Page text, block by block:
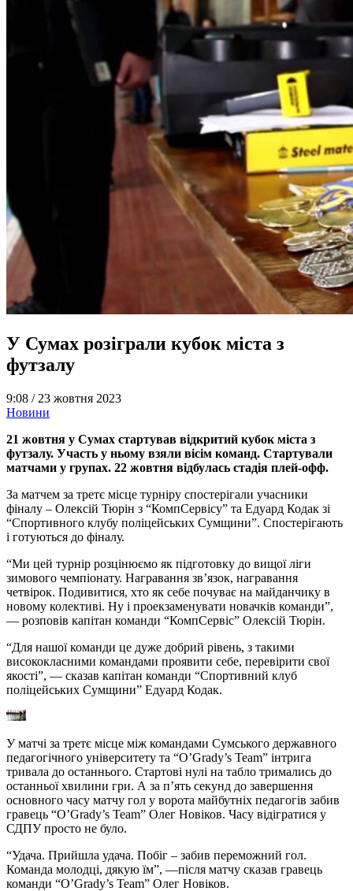
У Сумах розіграли кубок міста з
футзалу
9:08 / 23 жовтня 2023
Новини
21 жовтня у Сумах стартував відкритий кубок міста з
футзалу. Участь у ньому взяли вісім команд. Стартували
матчами у групах. 22 жовтня відбулась стадія плей-офф.
За матчем за третє місце турніру спостерігали учасники
фіналу – Олексій Тюрін з “КомпСервісу” та Едуард Кодак зі
“Спортивного клубу поліцейських Сумщини”. Спостерігають
і готуються до фіналу.
“Ми цей турнір розцінюємо як підготовку до вищої ліги
зимового чемпіонату. Награвання зв’язок, награвання
четвірок. Подивитися, хто як себе почуває на майданчику в
новому колективі. Ну і проекзаменувати новачків команди”,
— розповів капітан команди “КомпСервіс” Олексій Тюрін.
“Для нашої команди це дуже добрий рівень, з такими
висококласними командами проявити себе, перевірити свої
якості”, — сказав капітан команди “Спортивний клуб
поліцейських Сумщини” Едуард Кодак.
У матчі за третє місце між командами Сумського державного
педагогічного університету та “O’Grady’s Team” інтрига
тривала до останнього. Стартові нулі на табло тримались до
останньої хвилини гри. А за п’ять секунд до завершення
основного часу матчу гол у ворота майбутніх педагогів забив
гравець “O’Grady’s Team” Олег Новіков. Часу відігратися у
СДПУ просто не було.
“Удача. Прийшла удача. Побіг – забив переможний гол.
Команда молодці, дякую їм”, —після матчу сказав гравець
команди “O’Grady’s Team” Олег Новіков.